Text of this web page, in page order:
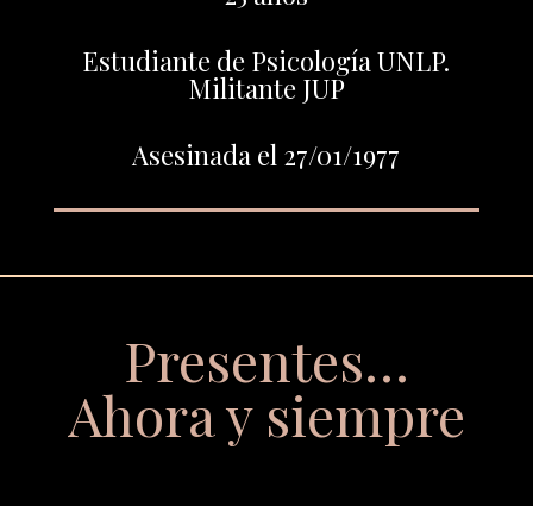
Estudiante de Psicología UNLP.
Militante JUP
Asesinada el 27/01/1977
Presentes…
Ahora y siempre